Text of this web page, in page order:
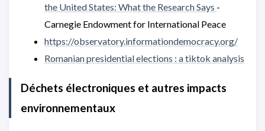
the United States: What the Research Says -
Carnegie Endowment for International Peace
https://observatory.informationdemocracy.org/
Romanian presidential elections : a tiktok analysis
Déchets électroniques et autres impacts
environnementaux